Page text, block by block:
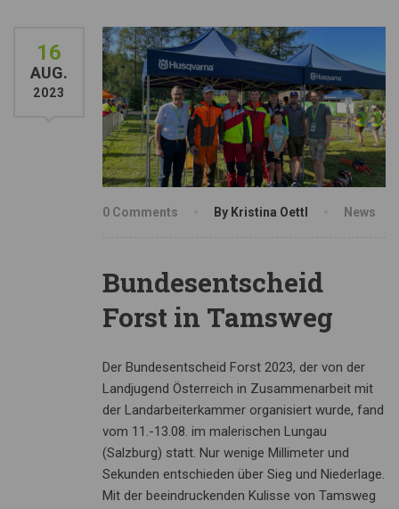
16
AUG.
2023
0 Comments By Kristina Oettl News
Bundesentscheid
Forst in Tamsweg
Der Bundesentscheid Forst 2023, der von der
Landjugend Österreich in Zusammenarbeit mit
der Landarbeiterkammer organisiert wurde, fand
vom 11.-13.08. im malerischen Lungau
(Salzburg) statt. Nur wenige Millimeter und
Sekunden entschieden über Sieg und Niederlage.
Mit der beeindruckenden Kulisse von Tamsweg